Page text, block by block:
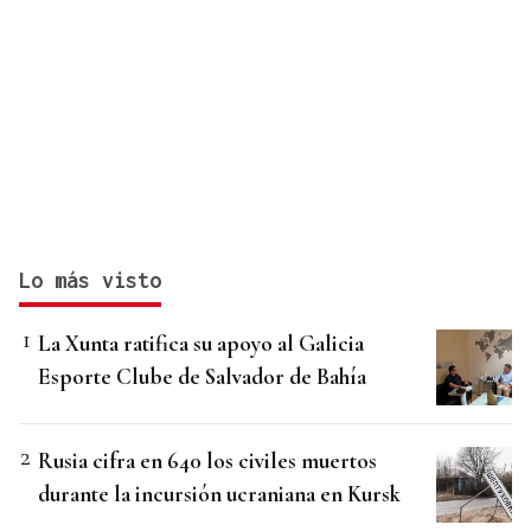
Lo más visto
La Xunta ratifica su apoyo al Galicia
Esporte Clube de Salvador de Bahía
Rusia cifra en 640 los civiles muertos
durante la incursión ucraniana en Kursk